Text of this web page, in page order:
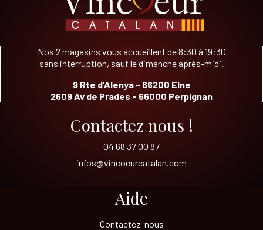
Nos 2 magasins vous accueillent de 8:30 à 19:30
sans interruption, sauf le dimanche après-midi.
9 Rte d’Alenya - 66200 Elne
2609 Av de Prades - 66000 Perpignan
Contactez nous !
04 68 37 00 87
infos@vincoeurcatalan.com
Aide
Contactez-nous